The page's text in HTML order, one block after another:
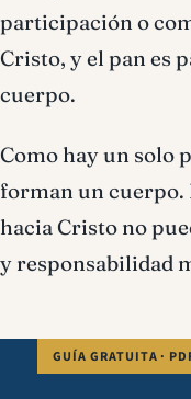
participación o
Cristo, y el pan es
cuerpo.
Como hay un solo
forman un
hacia Cristo no
y responsabilidad
GUÍA GRATUITA ·